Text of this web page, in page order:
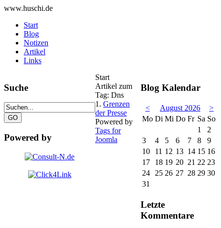
www.huschi.de
Start
Blog
Notizen
Artikel
Links
Suche
Powered by
Start
Artikel zum
Tag: Dns
1. Grenzen
der Presse
Powered by
Tags for
Joomla
Blog Kalendar
< August 2026
>
Mo Di Mi Do Fr Sa So
1
2
3
4 5 6 7 8
9
10
11 12 13 14 15 16
17
18 19 20 21 22 23
24 25 26 27 28 29 30
31
Letzte
Kommentare